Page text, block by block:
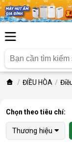
ĐIỀU HÒA
Chọn theo tiêu chí:
Thương hiệu